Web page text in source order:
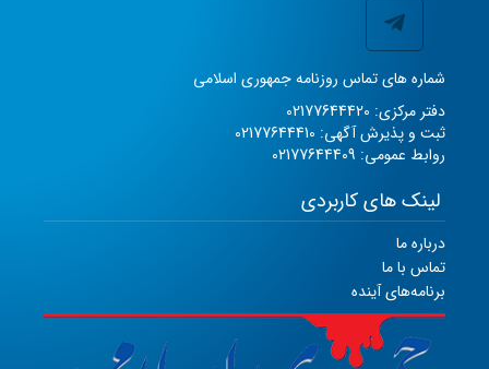
شماره های تماس روزنامه جمهوری اسلامی
دفتر مرکزی: 02177644420
ثبت و پذیرش آگهی: 02177644410
روابط عمومی: 02177644409
لینک های کاربردی
درباره ما
تماس با ما
برنامه‌های آینده